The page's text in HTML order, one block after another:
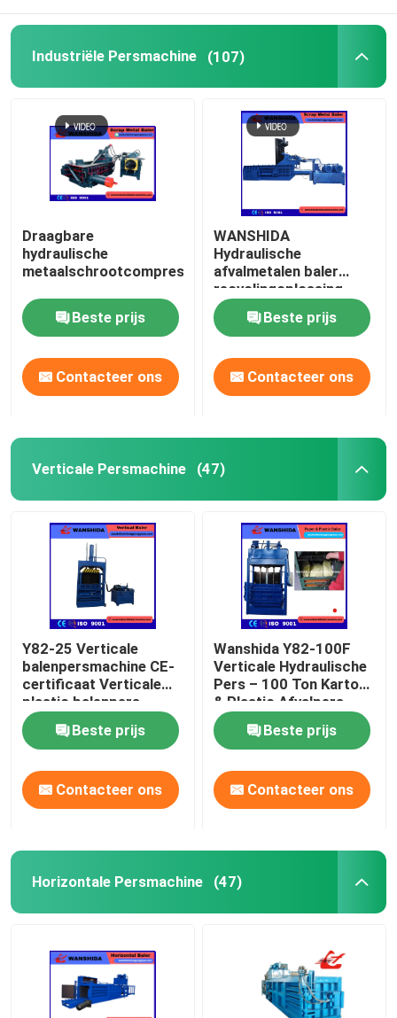
Industriële Persmachine (107)
Draagbare
hydraulische
metaalschrootcompressor
Beste prijs
Contacteer ons
WANSHIDA
Hydraulische
afvalmetalen baler
recyclingoplossing.
Beste prijs
Contacteer ons
Verticale Persmachine (47)
Y82-25 Verticale
balenpersmachine CE-
certificaat Verticale
plastic balenpers
Beste prijs
Contacteer ons
Wanshida Y82-100F
Verticale Hydraulische
Pers – 100 Ton Karton
& Plastic Afvalpers
Beste prijs
Contacteer ons
Horizontale Persmachine (47)